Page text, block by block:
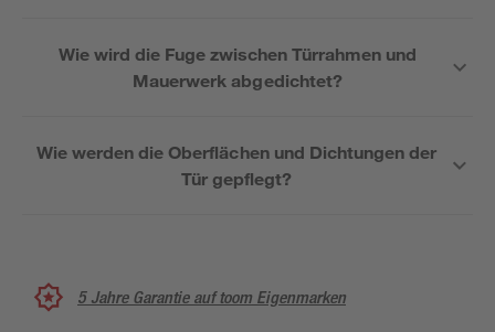
Wie wird die Fuge zwischen Türrahmen und
Mauerwerk abgedichtet?
Wie werden die Oberflächen und Dichtungen der
Tür gepflegt?
5 Jahre Garantie auf toom Eigenmarken